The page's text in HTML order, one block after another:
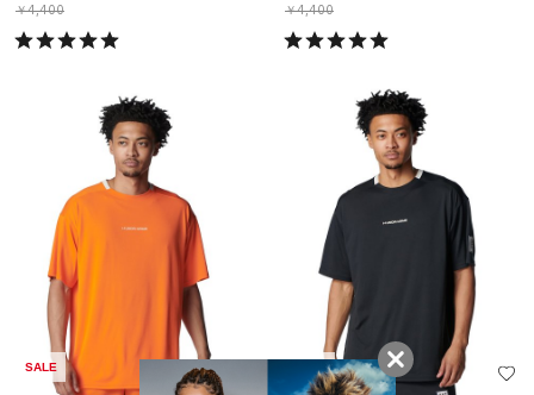
￥4,400
￥4,400
SALE